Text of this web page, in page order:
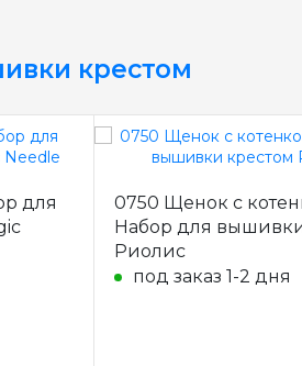
крестом
0750 Щенок с
Набор для
Риолис
под заказ 1-2 дня